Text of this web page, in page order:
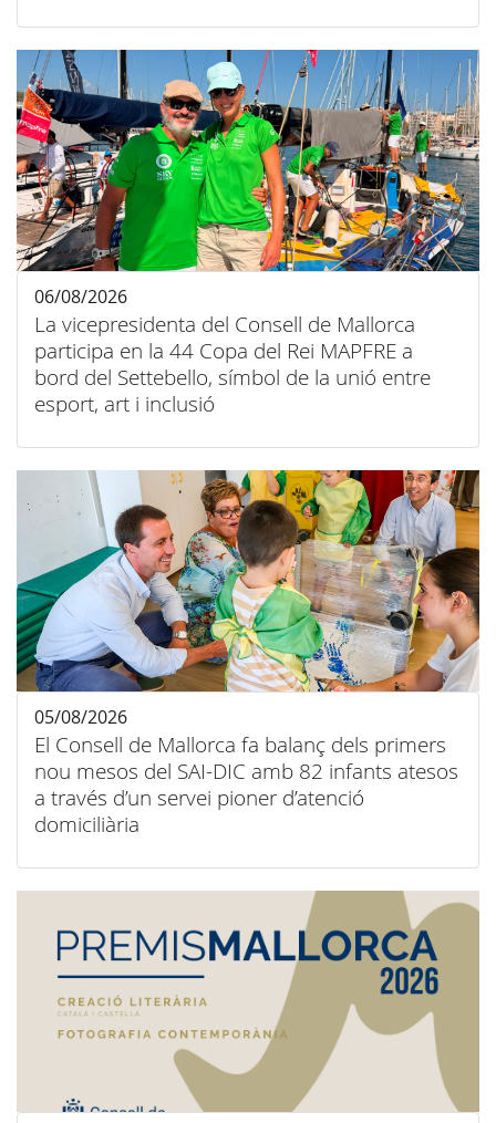
La vicepresidenta del Consell de Mallorca
participa en la 44 Copa del Rei MAPFRE a
bord del Settebello, símbol de la unió entre
esport, art i inclusió
06/08/2026
El Consell de Mallorca fa balanç dels primers
nou mesos del SAI-DIC amb 82 infants atesos
a través d’un servei pioner d’atenció
domiciliària
05/08/2026